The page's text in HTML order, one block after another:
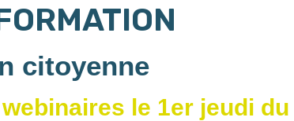
citoyenne
le 1er jeudi